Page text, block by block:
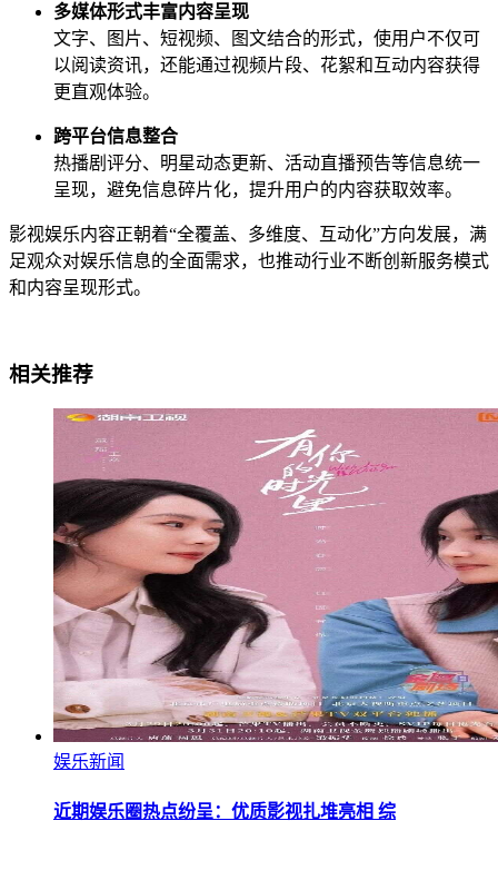
多媒体形式丰富内容呈现
文字、图片、短视频、图文结合的形式，使用户不仅可
以阅读资讯，还能通过视频片段、花絮和互动内容获得
更直观体验。
跨平台信息整合
热播剧评分、明星动态更新、活动直播预告等信息统一
呈现，避免信息碎片化，提升用户的内容获取效率。
影视娱乐内容正朝着“全覆盖、多维度、互动化”方向发展，满
足观众对娱乐信息的全面需求，也推动行业不断创新服务模式
和内容呈现形式。
相关推荐
娱乐新闻
近期娱乐圈热点纷呈：优质影视扎堆亮相 综